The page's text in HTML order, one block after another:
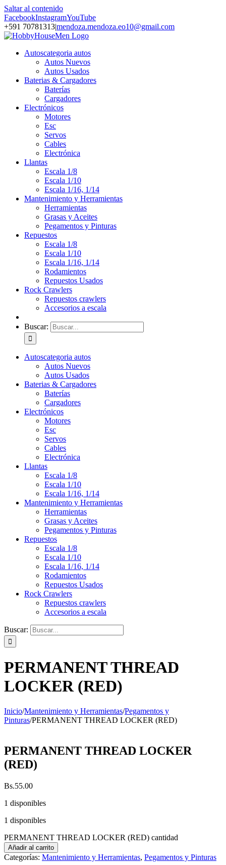
Saltar al contenido
FacebookInstagramYouTube
+591 70781313|mendoza.mendoza.eo10@gmail.com
Autoscategoria autos
Autos Nuevos
Autos Usados
Baterias & Cargadores
Baterías
Cargadores
Electrónicos
Motores
Esc
Servos
Cables
Electrónica
Llantas
Escala 1/8
Escala 1/10
Escala 1/16, 1/14
Mantenimiento y Herramientas
Herramientas
Grasas y Aceites
Pegamentos y Pinturas
Repuestos
Escala 1/8
Escala 1/10
Escala 1/16, 1/14
Rodamientos
Repuestos Usados
Rock Crawlers
Repuestos crawlers
Accesorios a escala
Buscar:
Autoscategoria autos
Autos Nuevos
Autos Usados
Baterias & Cargadores
Baterías
Cargadores
Electrónicos
Motores
Esc
Servos
Cables
Electrónica
Llantas
Escala 1/8
Escala 1/10
Escala 1/16, 1/14
Mantenimiento y Herramientas
Herramientas
Grasas y Aceites
Pegamentos y Pinturas
Repuestos
Escala 1/8
Escala 1/10
Escala 1/16, 1/14
Rodamientos
Repuestos Usados
Rock Crawlers
Repuestos crawlers
Accesorios a escala
Buscar:
PERMANENT THREAD
LOCKER (RED)
Inicio/Mantenimiento y Herramientas/Pegamentos y
Pinturas/PERMANENT THREAD LOCKER (RED)
PERMANENT THREAD LOCKER
(RED)
Bs.55.00
1 disponibles
1 disponibles
PERMANENT THREAD LOCKER (RED) cantidad
Añadir al carrito
Categorías: Mantenimiento y Herramientas, Pegamentos y Pinturas